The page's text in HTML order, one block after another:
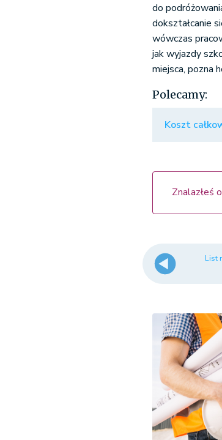
do
dokształcanie
wówczas
jak wyjazdy
miejsca, pozna
Polecamy:
Koszt
Znalazłeś
List